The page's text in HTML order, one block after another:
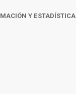
Y ESTADÍSTICA